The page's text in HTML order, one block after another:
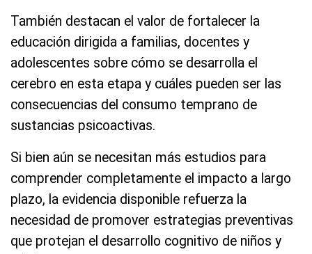
También destacan el valor de fortalecer la
educación dirigida a familias, docentes y
adolescentes sobre cómo se desarrolla el
cerebro en esta etapa y cuáles pueden ser las
consecuencias del consumo temprano de
sustancias psicoactivas.
Si bien aún se necesitan más estudios para
comprender completamente el impacto a largo
plazo, la evidencia disponible refuerza la
necesidad de promover estrategias preventivas
que protejan el desarrollo cognitivo de niños y